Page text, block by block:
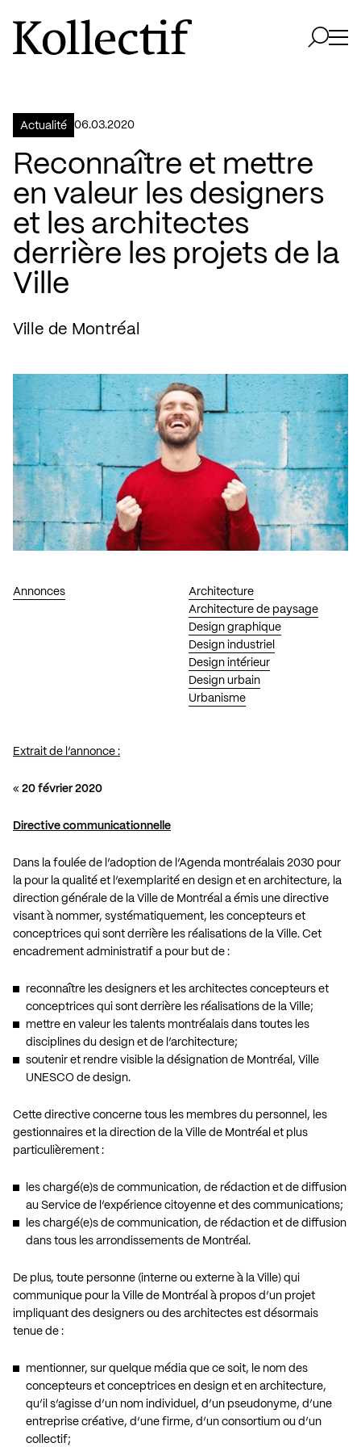
Aller à la page d'accueil
Logo Kollectif
Actualité 06.03.2020
Reconnaître et mettre
en valeur les designers
et les architectes
derrière les projets de la
Ville
Ville de Montréal
Annonces
Architecture
Architecture de paysage
Design graphique
Design industriel
Design intérieur
Design urbain
Urbanisme
Extrait de l’annonce :
« 20 février 2020
Directive communicationnelle
Dans la foulée de l’adoption de l’Agenda montréalais 2030 pour
la pour la qualité et l’exemplarité en design et en architecture, la
direction générale de la Ville de Montréal a émis une directive
visant à nommer, systématiquement, les concepteurs et
conceptrices qui sont derrière les réalisations de la Ville. Cet
encadrement administratif a pour but de :
reconnaître les designers et les architectes concepteurs et
conceptrices qui sont derrière les réalisations de la Ville;
mettre en valeur les talents montréalais dans toutes les
disciplines du design et de l’architecture;
soutenir et rendre visible la désignation de Montréal, Ville
UNESCO de design.
Cette directive concerne tous les membres du personnel, les
gestionnaires et la direction de la Ville de Montréal et plus
particulièrement :
les chargé(e)s de communication, de rédaction et de diffusion
au Service de l’expérience citoyenne et des communications;
les chargé(e)s de communication, de rédaction et de diffusion
dans tous les arrondissements de Montréal.
De plus, toute personne (interne ou externe à la Ville) qui
communique pour la Ville de Montréal à propos d’un projet
impliquant des designers ou des architectes est désormais
tenue de :
mentionner, sur quelque média que ce soit, le nom des
concepteurs et conceptrices en design et en architecture,
qu’il s’agisse d’un nom individuel, d’un pseudonyme, d’une
entreprise créative, d’une firme, d’un consortium ou d’un
collectif;